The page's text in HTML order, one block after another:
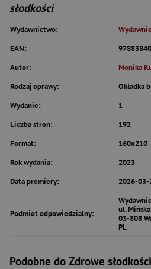
słodkości
Wydawnictwo:
EAN:
Autor:
Monika
Rodzaj oprawy:
Okładka
Wydanie:
1
Liczba stron:
192
Format:
160x210
Rok wydania:
2023
Data premiery:
2026-03-
Podmiot odpowiedzialny:
ul.
03-808
PL
Podobne do Zdrowe słodkości